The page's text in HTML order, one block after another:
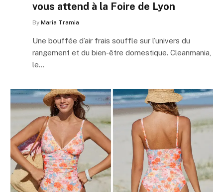
vous attend à la Foire de Lyon
By Maria Tramia
Une bouffée d’air frais souffle sur l’univers du
rangement et du bien-être domestique. Cleanmania,
le…